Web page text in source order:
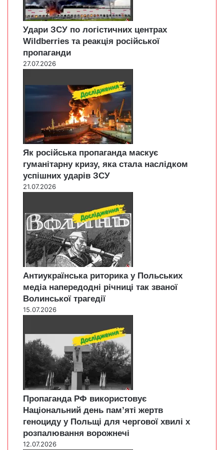
Удари ЗСУ по логістичних центрах
Wildberries та реакція російської
пропаганди
27.07.2026
Як російська пропаганда маскує
гуманітарну кризу, яка стала наслідком
успішних ударів ЗСУ
21.07.2026
Антиукраїнська риторика у Польських
медіа напередодні річниці так званої
Волинської трагедії
15.07.2026
Пропаганда РФ використовує
Національний день пам’яті жертв
геноциду у Польщі для чергової хвилі х
розпалювання ворожнечі
12.07.2026